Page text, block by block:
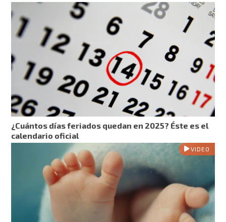
¿Cuántos días feriados quedan en 2025? Éste es el
calendario oficial
VIDEO